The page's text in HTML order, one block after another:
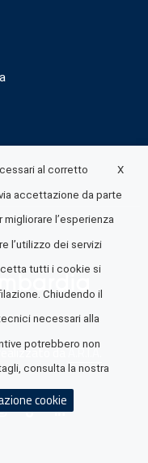
daA.R.I.A.
X
al corretto
accettazione da parte
l’esperienza
l’utilizzo dei servizi
tutti i cookie si
Chiudendo il
necessari alla
potrebbero non
consulta la nostra
cookie